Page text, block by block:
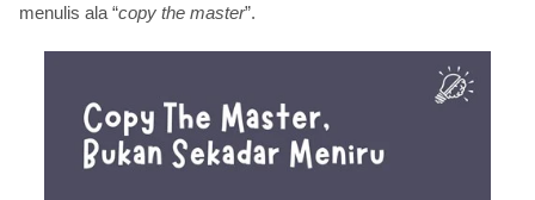
menulis ala “copy the master”.